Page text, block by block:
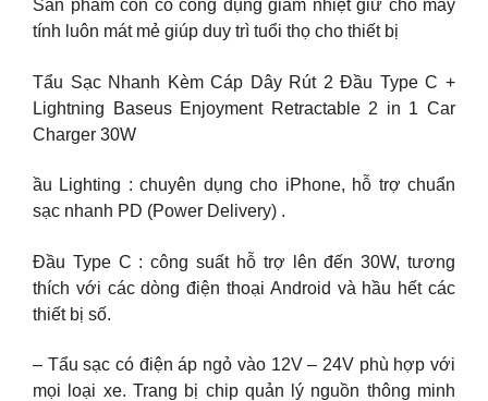
Sản phẩm còn có công dụng giảm nhiệt giữ cho máy
tính luôn mát mẻ giúp duy trì tuổi thọ cho thiết bị
Tẩu Sạc Nhanh Kèm Cáp Dây Rút 2 Đầu Type C +
Lightning Baseus Enjoyment Retractable 2 in 1 Car
Charger 30W
ầu Lighting : chuyên dụng cho iPhone, hỗ trợ chuẩn
sạc nhanh PD (Power Delivery) .
Đầu Type C : công suất hỗ trợ lên đến 30W, tương
thích với các dòng điện thoại Android và hầu hết các
thiết bị số.
– Tẩu sạc có điện áp ngỏ vào 12V – 24V phù hợp với
mọi loại xe. Trang bị chip quản lý nguồn thông minh